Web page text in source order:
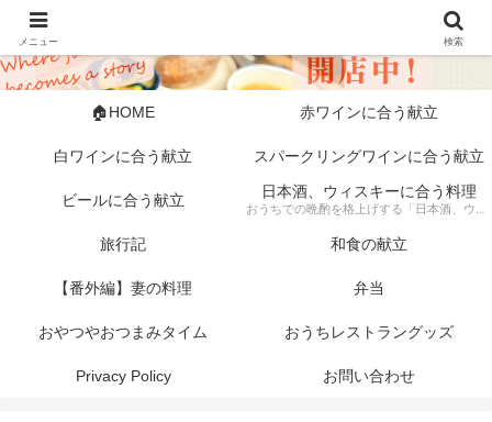
🏠HOME 赤ワインに合う献立
白ワインに合う献立 スパークリングワインに合う献立
ビールに合う献立 日本酒、ウィスキーに合う料理
おうちでの晩酌を格上げする「日本酒、ウィスキーに合う料理」の記録。 芳醇な日本酒やスモーキーなウィスキーにぴったりな、素材にこだわった一皿から手軽な一品まで幅広く紹介します。 「旦那キッチン」が提案する、お酒好きにはたまらない絶品ペアリングで、至福のひとときをどうぞ。
旅行記 和食の献立
【番外編】妻の料理 弁当
おやつやおつまみタイム おうちレストラングッズ
Privacy Policy お問い合わせ
メニュー 検索